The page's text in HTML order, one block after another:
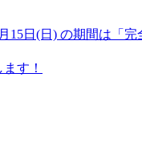
15日(日) の期間は
す！